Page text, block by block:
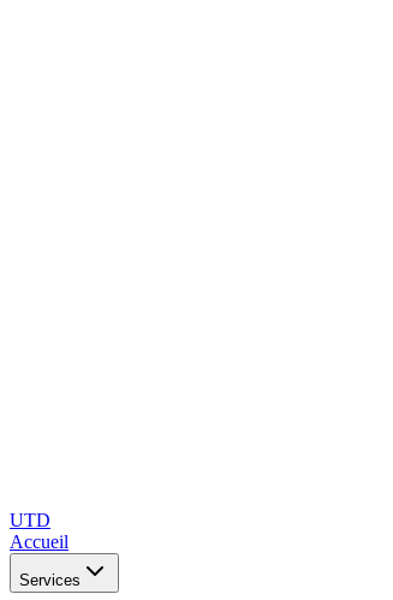
UTD
Accueil
Services